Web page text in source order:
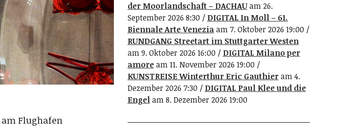
Flughafen
der Moorlandschaft – DACHAUam 26.
September 2026 8:30
DIGITAL In Moll – 61.
Biennale Arte Veneziaam 7. Oktober 2026 19:00
RUNDGANG Streetart im Stuttgarter Westen
am 9. Oktober 2026 16:00
DIGITAL Milano per
amoream 11. November 2026 19:00
KUNSTREISE Winterthur Eric Gauthieram 4.
Dezember 2026 7:30
DIGITAL Paul Klee und die
Engelam 8. Dezember 2026 19:00